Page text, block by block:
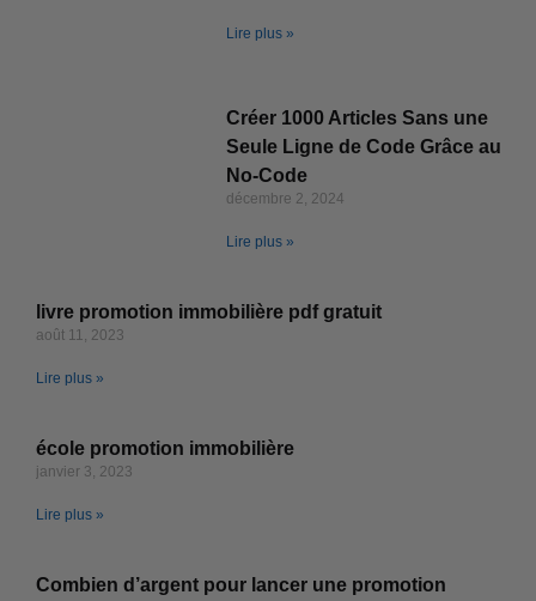
Lire plus »
Créer 1000 Articles Sans une
Seule Ligne de Code Grâce au
No-Code
décembre 2, 2024
Lire plus »
livre promotion immobilière pdf gratuit
août 11, 2023
Lire plus »
école promotion immobilière
janvier 3, 2023
Lire plus »
Combien d’argent pour lancer une promotion